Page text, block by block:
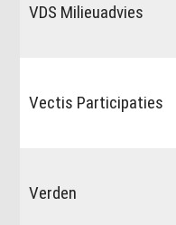
VDS Milieuadvies
Vectis Participaties
Verden